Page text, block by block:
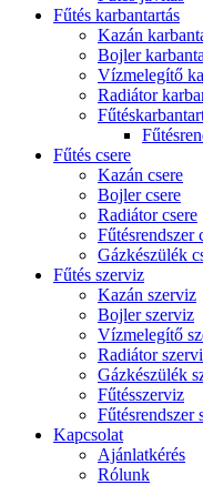
Fűtés karbantartás
Kazán
Bojler
Vízmelegítő
Radiátor
Fűtés csere
Kazán csere
Bojler csere
Radiátor csere
Fűtésrendszer
Gázkészülék
Fűtés szerviz
Kazán szerviz
Bojler szerviz
Vízmelegítő
Radiátor
Gázkészülék
Fűtésszerviz
Fűtésrendszer
Kapcsolat
Ajánlatkérés
Rólunk